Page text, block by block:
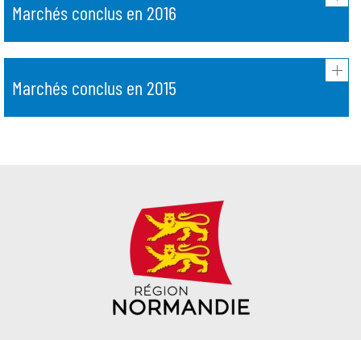
Marchés conclus en 2016
Marchés conclus en 2015